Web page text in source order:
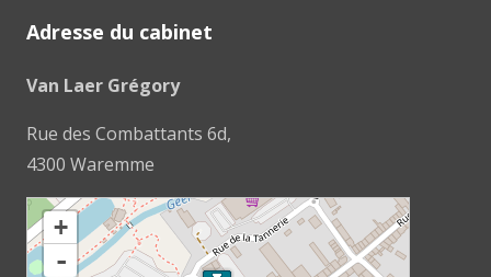
Adresse du cabinet
Van Laer Grégory
Rue des Combattants 6d,
4300 Waremme
loading map - please wait...
+
-